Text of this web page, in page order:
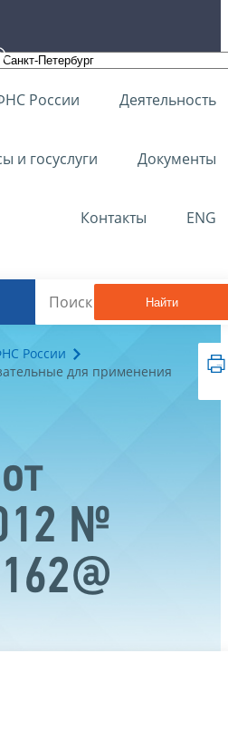
России Деятельность
и госуслуги Документы
Контакты ENG
Найти
России
для применения
№